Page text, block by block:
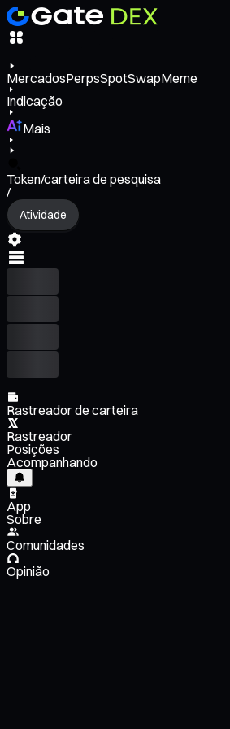
MercadosPerpsSpotSwapMeme
Indicação
Mais
Token/carteira de pesquisa
/
Atividade
Rastreador de carteira
Rastreador
Posições
Acompanhando
App
Sobre
Comunidades
Opinião